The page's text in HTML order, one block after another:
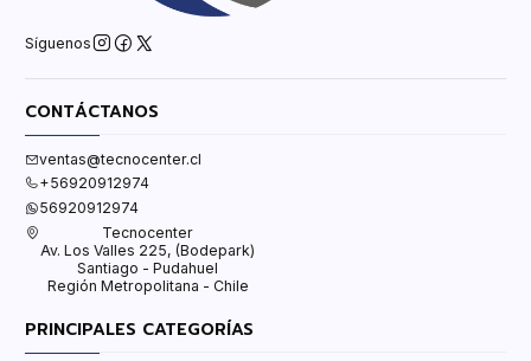
Síguenos
CONTÁCTANOS
ventas@tecnocenter.cl
+56920912974
56920912974
Tecnocenter
Av. Los Valles 225, (Bodepark)
Santiago - Pudahuel
Región Metropolitana - Chile
PRINCIPALES CATEGORÍAS